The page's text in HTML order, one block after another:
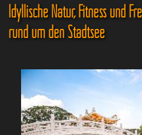
Idyllische Natur, Fitness und
rund um den Stadtsee